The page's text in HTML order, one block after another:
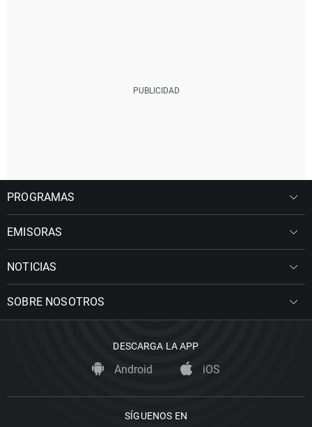
PROGRAMAS
EMISORAS
NOTICIAS
SOBRE NOSOTROS
DESCARGA LA APP
Android iOS
SÍGUENOS EN